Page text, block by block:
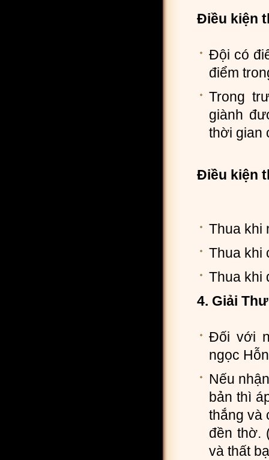
Điều kiện
Đội có
điểm
Trong
giành
thời gian
Điều kiện
Thua khi
Thua khi
Thua khi
4. Giải
Đối với
ngọc
Nếu
bản thì
thắng và
đền thờ.
và thất